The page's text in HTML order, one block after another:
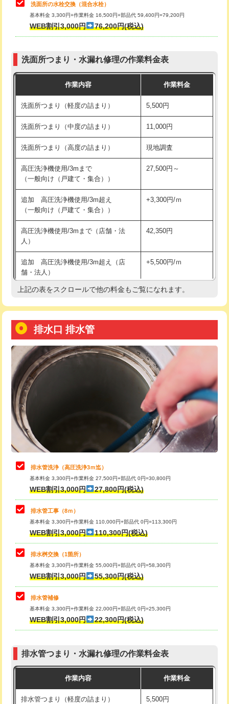
マス交換（深さ50㎝未満）
マス交換（深さ50㎝以上）
モルタル補修（厚さ10㎝まで） 27,500円
モルタル補修（厚さ10㎝超え） 38,500円
洗面台設置 38,500円
バスタブ設置 現場見積
追加人工 16,500円
廃棄・処分
※給水管工事は20mmまでの価格です。
交換・取付(混合水栓（壁付・デッキ
式・ワンホール）)
16,500円+材料費
（P/S/ポップアップ））
交換・取付（その他部品） 11,000円+材料費
持込商品取付（単水栓） 13,200円
持込商品取付（混合水栓） 16,500円
持込商品取付（浄水器・分岐水栓） 16,500円
給水管工事※（ホール加工) 16,500円
給水管工事※（バンド止め)
給水管工事※（支持金具設置) 5,500円
給水管工事※（保温材使用（バンド止
め込み）)
5,500円
給水管工事※（土の掘削・埋め戻し作
業)
11,000円
用/3ｍまで)
用（追加）/3ｍ超え)
給水管工事※（ライニング鋼管・銅
管・ポリ管・HT管使用/3ｍまで)
44,000円
給水管工事※（ライニング鋼管・銅
管・ポリ管・HT管使用/3ｍ超え)
+8,800円
排水管工事（土の掘削・埋め戻し作
業）
11,000円~
排水管工事（排水管工事/3ｍまで） 55,000円
排水管工事（追加 排水管工事/3ｍ超
え）
マス交換（土の掘削・埋め戻し作業）
マス交換（深さ50㎝未満）
マス交換（深さ50㎝以上） 66,000円
コンクリート斫り（厚さ10㎝まで）
コンクリート斫り（厚さ10㎝超え）
モルタル補修（厚さ10㎝まで）
モルタル補修（厚さ10㎝超え）
追加人工 16,500円
現場見積
洗面所の水栓交換（混合水栓）
基本料金 3,300円+作業料金 16,500円+部品代 59,400円=79,200円
WEB割引3,000円 76,200円(税込)
洗面所つまり・水漏れ修理の作業料金表
作業内容 作業料金
洗面所つまり（軽度の詰まり） 5,500円
洗面所つまり（中度の詰まり） 11,000円
洗面所つまり（高度の詰まり） 現地調査
高圧洗浄機使用/3mまで
（一般向け（戸建て・集合））
27,500円～
追加 高圧洗浄機使用/3m超え
（一般向け（戸建て・集合））
+3,300円/ｍ
高圧洗浄機使用/3mまで（店舗・法
人）
42,350円
追加 高圧洗浄機使用/3m超え（店
舗・法人）
+5,500円/ｍ
高度高圧洗浄換 現地調査
トーラー機使用/3mまで
追加トーラー機使用/3m超え +3,300円
カメラ調査 33,000円
桝清掃 8,800円
止水・漏水調査・防水処理・清掃・修
理・調整・分解・加工など（軽作業）
11,000円
止水・漏水調査・防水処理・清掃・修
理・調整・分解・加工など（中作業）
22,000円
止水・漏水調査・防水処理・清掃・修
理・調整・分解・加工など（重作業）
33,000円
その他部品の脱着
交換・取付（タンク） 22,000円+材料費
交換・取付(単水栓（壁付・デッキ
式）)
交換・取付(混合水栓（壁付・デッキ
式・ワンホール）)
16,500円+材料費
交換・取付(排水栓・排水トラップ
交換・取付（その他部品） 11,000円+材料費
持込商品取付（単水栓） 13,200円
持込商品取付（混合水栓） 16,500円
上記の表をスクロールで他の料金もご覧になれます。
排水口 排水管
排水管洗浄（高圧洗浄3ｍ迄）
基本料金 3,300円+作業料金 27,500円+部品代 0円=30,800円
WEB割引3,000円 27,800円(税込)
排水管工事（8ｍ）
基本料金 3,300円+作業料金 110,000円+部品代 0円=113,300円
WEB割引3,000円 110,300円(税込)
排水桝交換（1箇所）
基本料金 3,300円+作業料金 55,000円+部品代 0円=58,300円
WEB割引3,000円 55,300円(税込)
排水管補修
基本料金 3,300円+作業料金 22,000円+部品代 0円=25,300円
WEB割引3,000円 22,300円(税込)
排水管つまり・水漏れ修理の作業料金表
作業内容 作業料金
排水管つまり（軽度の詰まり） 5,500円